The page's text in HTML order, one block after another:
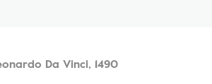
Da Vinci, 1490